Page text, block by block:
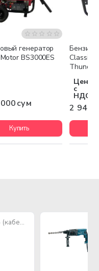
доставка
генератор
BS3000ES
сум
Купить
Classic
Thunder
Цена
с
НДС
2 947
Провод ПВС 2х2,5 (кабель медный многожильный)